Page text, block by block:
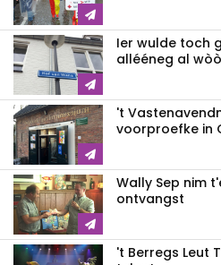
Ier wulde toch
allééneg al
't
voorproefke in
Wally Sep nim
ontvangst
't Berregs Leut